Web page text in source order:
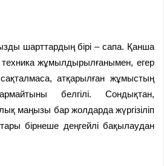
шарттардың бірі – сапа. Қанша
техника жұмылдырылғанымен, егер
атқарылған жұмыстың
белгілі. Сондықтан,
маңызы бар жолдарда жүргізіліп
бірнеше деңгейлі бақылаудан